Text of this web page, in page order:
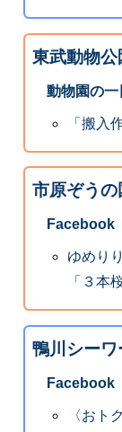
東武動物公
動物園の一
「搬入
市原ぞうの
Facebook
ゆめり
「３本
鴨川シーワ
Facebook
〈おト